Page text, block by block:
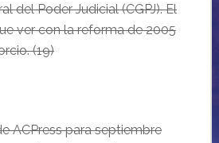
del Poder Judicial (CGPJ). El
ver con la reforma de 2005
(19)
ACPress para septiembre